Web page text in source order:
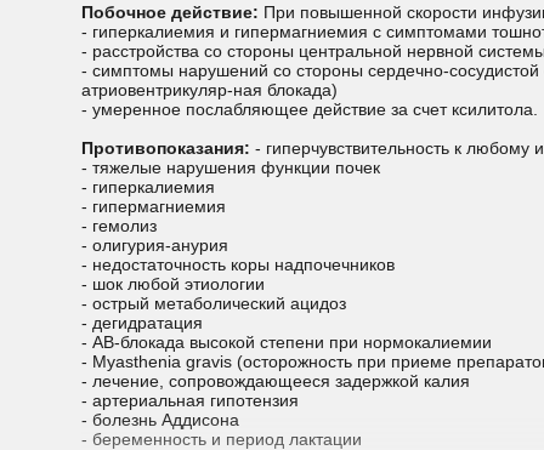
Побочное действие: При повышенной скорости
- гиперкалиемия и гипермагниемия с симптомами
- расстройства со стороны центральной нервной
- симптомы нарушений со стороны сердечно-сосудистой
атриовентрикуляр-ная блокада)
- умеренное послабляющее действие за счет ксилитола.
Противопоказания:- гиперчувствительность к любому
- тяжелые нарушения функции почек
- гиперкалиемия
- гипермагниемия
- гемолиз
- олигурия-анурия
- недостаточность коры надпочечников
- шок любой этиологии
- острый метаболический ацидоз
- дегидратация
- АВ-блокада высокой степени при нормокалиемии
- Myasthenia gravis (осторожность при приеме
- лечение, сопровождающееся задержкой калия
- артериальная гипотензия
- болезнь Аддисона
- беременность и период лактации